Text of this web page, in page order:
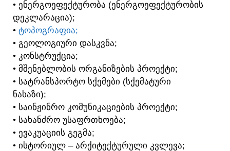
• ᲔᲜᲔᲠᲒᲝᲔᲤᲔᲥᲢᲣᲠᲝᲑᲐ (ᲔᲜᲔᲠᲒᲝᲔᲤᲔᲥᲢᲣᲠᲝᲑᲘᲡ
ᲓᲔᲙᲚᲐᲠᲐᲪᲘᲐ);
• ᲢᲝᲞᲝᲒᲠᲐᲤᲘᲐ;
• ᲒᲔᲝᲚᲝᲒᲘᲣᲠᲘ ᲓᲐᲡᲙᲕᲜᲐ;
• ᲙᲝᲜᲡᲢᲠᲣᲥᲪᲘᲐ;
• ᲛᲨᲔᲜᲔᲑᲚᲝᲑᲘᲡ ᲝᲠᲒᲐᲜᲘᲖᲔᲑᲘᲡ ᲞᲠᲝᲔᲥᲢᲘ;
• ᲡᲐᲢᲠᲐᲜᲡᲞᲝᲠᲢᲝ ᲡᲥᲔᲛᲔᲑᲘ (ᲡᲥᲔᲛᲐᲢᲣᲠᲘ
ᲜᲐᲮᲐᲖᲘ);
• ᲡᲐᲘᲜᲟᲘᲜᲠᲝ ᲙᲝᲛᲣᲜᲘᲙᲐᲪᲘᲔᲑᲘᲡ ᲞᲠᲝᲔᲥᲢᲘ;
• ᲡᲐᲮᲐᲜᲫᲠᲝ ᲣᲡᲐᲤᲠᲗᲮᲝᲔᲑᲐ;
• ᲔᲕᲐᲙᲣᲐᲪᲘᲘᲡ ᲒᲔᲒᲛᲐ;
• ᲘᲡᲢᲝᲠᲘᲣᲚ – ᲐᲠᲥᲘᲢᲔᲥᲢᲣᲠᲣᲚᲘ ᲙᲕᲚᲔᲕᲐ;